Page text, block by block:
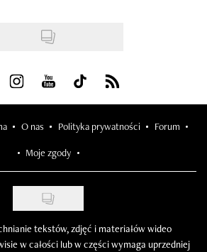
on Facebook
Visit us on Instagram
Visit us on Youtube
Visit us on Tiktok
Visit us on Rss
O nas Polityka prywatności Forum
Moje zgody
tekstów, zdjęć i materiałów wideo
w całości lub w części wymaga uprzedniej